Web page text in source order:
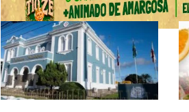
Mais Notícias